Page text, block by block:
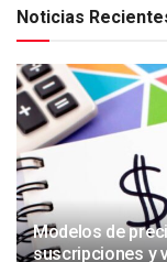
Noticias
Modelos de
suscripciones y